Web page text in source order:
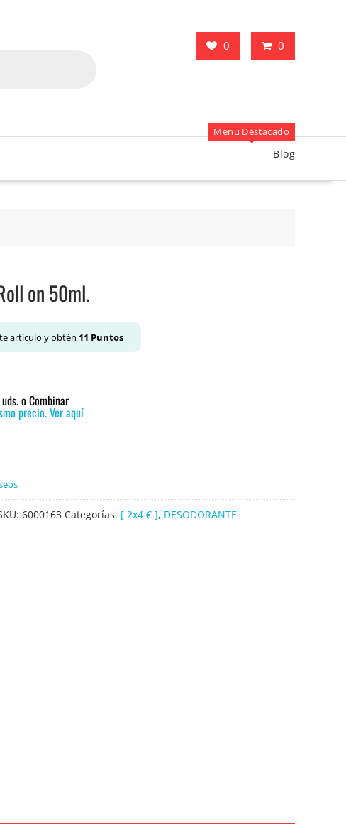
0 0
Menu Destacado
Blog
on 50ml.
artículo y obtén 11 Puntos
o Combinar
precio. Ver aquí
6000163 Categorías: [ 2x4 € ], DESODORANTE